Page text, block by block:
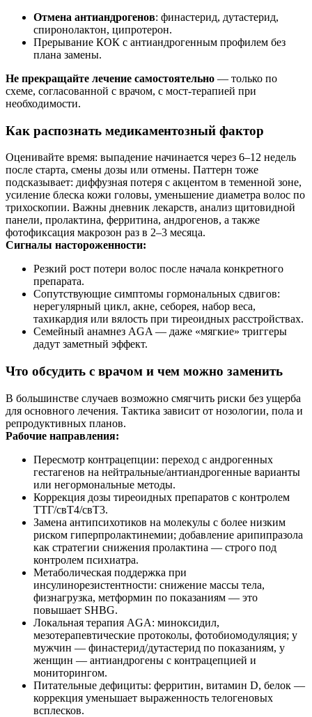
Отмена антиандрогенов: финастерид, дутастерид,
спиронолактон, ципротерон.
Прерывание КОК с антиандрогенным профилем без
плана замены.
Не прекращайте лечение самостоятельно — только по
схеме, согласованной с врачом, с мост‑терапией при
необходимости.
Как распознать медикаментозный фактор
Оценивайте время: выпадение начинается через 6–12 недель
после старта, смены дозы или отмены. Паттерн тоже
подсказывает: диффузная потеря с акцентом в теменной зоне,
усиление блеска кожи головы, уменьшение диаметра волос по
трихоскопии. Важны дневник лекарств, анализ щитовидной
панели, пролактина, ферритина, андрогенов, а также
фотофиксация макрозон раз в 2–3 месяца.
Сигналы настороженности:
Резкий рост потери волос после начала конкретного
препарата.
Сопутствующие симптомы гормональных сдвигов:
нерегулярный цикл, акне, себорея, набор веса,
тахикардия или вялость при тиреоидных расстройствах.
Семейный анамнез AGA — даже «мягкие» триггеры
дадут заметный эффект.
Что обсудить с врачом и чем можно заменить
В большинстве случаев возможно смягчить риски без ущерба
для основного лечения. Тактика зависит от нозологии, пола и
репродуктивных планов.
Рабочие направления:
Пересмотр контрацепции: переход с андрогенных
гестагенов на нейтральные/антиандрогенные варианты
или негормональные методы.
Коррекция дозы тиреоидных препаратов с контролем
ТТГ/свТ4/свТ3.
Замена антипсихотиков на молекулы с более низким
риском гиперпролактинемии; добавление арипипразола
как стратегии снижения пролактина — строго под
контролем психиатра.
Метаболическая поддержка при
инсулинорезистентности: снижение массы тела,
физнагрузка, метформин по показаниям — это
повышает SHBG.
Локальная терапия AGA: миноксидил,
мезотерапевтические протоколы, фотобиомодуляция; у
мужчин — финастерид/дутастерид по показаниям, у
женщин — антиандрогены с контрацепцией и
мониторингом.
Питательные дефициты: ферритин, витамин D, белок —
коррекция уменьшает выраженность телогеновых
всплесков.